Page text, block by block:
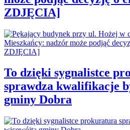
ZDJĘCIA]
To dzięki sygnalistce
sprawdza kwalifikacje
gminy Dobra